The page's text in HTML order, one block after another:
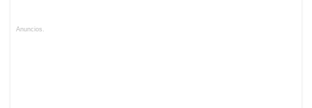
Anuncios.